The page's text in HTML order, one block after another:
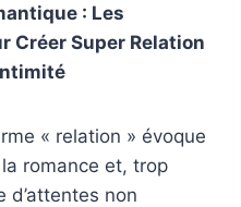
: Les
Créer Super Relation
« relation » évoque
romance et, trop
d’attentes non